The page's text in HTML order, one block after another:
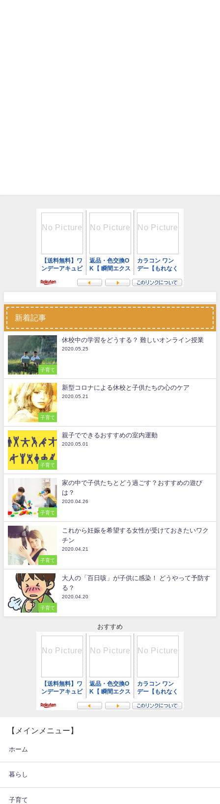
新着記事
子育て
休校中の学習をどうする？ 難しいオンライン授業
2020.05.25
子育て
新型コロナによる休校と子供たちの心のケア
2020.05.21
子育て
親子でできるおすすめの室内運動
2020.05.01
子育て
家の中で子供たちとどう過ごす？おすすめの遊び
は？
2020.04.26
子育て
これから妊娠を希望する女性が受けておきたいワク
チン
2020.04.21
子育て
大人の「百日咳」が子供に感染！ どうやって予防す
る？
2020.04.20
おすすめ
【メインメニュー】
ホーム
暮らし
子育て